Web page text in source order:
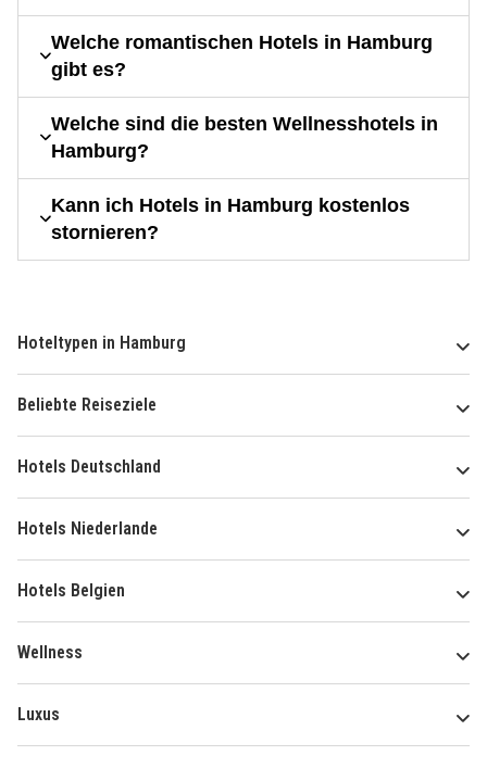
Welche romantischen Hotels in Hamburg
gibt es?
Welche sind die besten Wellnesshotels in
Hamburg?
Kann ich Hotels in Hamburg kostenlos
stornieren?
Hoteltypen in Hamburg
Beliebte Reiseziele
Hotels Deutschland
Hotels Niederlande
Hotels Belgien
Wellness
Luxus